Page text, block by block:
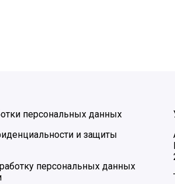
персональных данных
и защиты
персональных данных